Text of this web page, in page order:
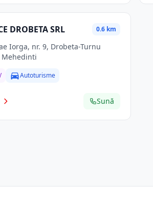
DROBETA SRL 0.6 km
Mehedinti
Autoturisme
Sună